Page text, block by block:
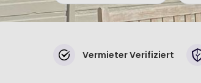
Vermieter Verifiziert